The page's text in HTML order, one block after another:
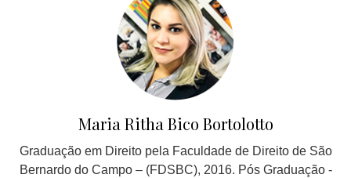
Maria Ritha Bico Bortolotto
Graduação em Direito pela Faculdade de Direito de São
Bernardo do Campo – (FDSBC), 2016. Pós Graduação -